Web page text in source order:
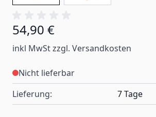
54,90 €
inkl MwSt zzgl. Versandkosten
Nicht lieferbar
Lieferung:
7 Tage